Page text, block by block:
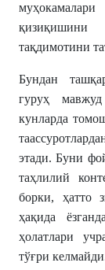
тақдимотини
Бундан
гуруҳ
кунларда
этади. Буни
таҳлилий
борки, ҳатто
ҳақида
ҳолатлари
тўғри